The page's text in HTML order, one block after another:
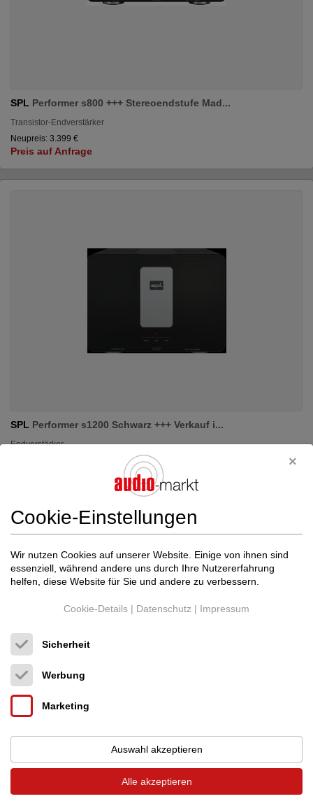
SPL Performer s800 +++ Stereoendstufe Mad...
Transistor-Endverstärker
Neupreis: 3.399 €
Preis auf Anfrage
SPL Performer s1200 Schwarz +++ Verkauf i...
Endverstärker
Director Mk2.2 Schwarz +++ Verkauf im...
Vorverstärker / Prozessor
2.800 €
Cookie-Einstellungen
Wir nutzen Cookies auf unserer Website. Einige von ihnen sind
essenziell, während andere uns durch Ihre Nutzererfahrung
helfen, diese Website für Sie und andere zu verbessern.
Cookie-Details | Datenschutz | Impressum
Sicherheit
Werbung
Marketing
Auswahl akzeptieren
Alle akzeptieren